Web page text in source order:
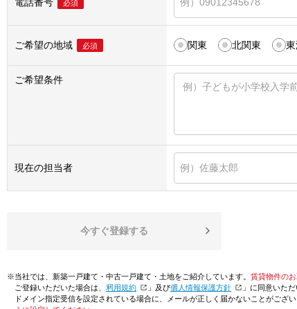
必須
ご希望の地域 必須 関東 北関東
ご希望条件
現在の担当者
今すぐ登録する
※当社では、新築一戸建て・中古一戸建て・土地をご紹介しています。 賃貸物件の
ご登録いただいた場合は、「利用規約 」及び「個人情報保護方針
」に同意いた
ドメイン指定受信を設定されている場合に、メールが正しく届かないことがござい